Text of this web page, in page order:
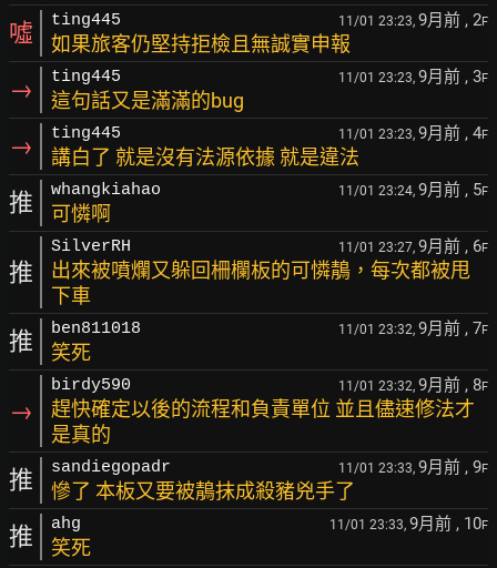
噓 ting445 11/01 23:23, 9月前 , 2F
如果旅客仍堅持拒檢且無誠實申報
→ ting445 11/01 23:23, 9月前 , 3F
這句話又是滿滿的bug
→ ting445 11/01 23:23, 9月前 , 4F
講白了 就是沒有法源依據 就是違法
推 whangkiahao 11/01 23:24, 9月前 , 5F
可憐啊
推
SilverRH 11/01 23:27, 9月前 , 6F
出來被噴爛又躲回柵欄板的可憐鶄，每次都被甩
下車
推 ben811018 11/01 23:32, 9月前 , 7F
笑死
→
birdy590 11/01 23:32, 9月前 , 8F
趕快確定以後的流程和負責單位 並且儘速修法才
是真的
推 sandiegopadr 11/01 23:33, 9月前 , 9F
慘了 本板又要被鶄抹成殺豬兇手了
推 ahg 11/01 23:33, 9月前 , 10F
笑死